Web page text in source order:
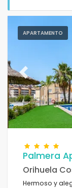
Personas
Dormitorios
Cuartos de
Su selección
Vistas al mar
APARTAMENTO
Previous
Palmera
Orihuela
Hermoso y